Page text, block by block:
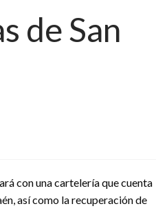
de San
con una cartelería que cuenta
así como la recuperación de